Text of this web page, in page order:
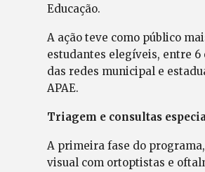
Educação.
A ação teve como público
estudantes elegíveis, entre 6
das redes municipal e
APAE.
Triagem e consultas
A primeira fase do
visual com ortoptistas e